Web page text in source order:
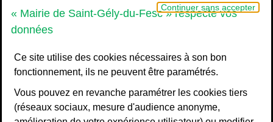
Continuer sans accepter
« Mairie de Saint-Gély-du-Fesc » respecte vos
données
Ce site utilise des cookies nécessaires à son bon
fonctionnement, ils ne peuvent être paramétrés.
Vous pouvez en revanche paramétrer les cookies tiers
(réseaux sociaux, mesure d'audience anonyme,
Grand Pic Saint-Loup - Communauté